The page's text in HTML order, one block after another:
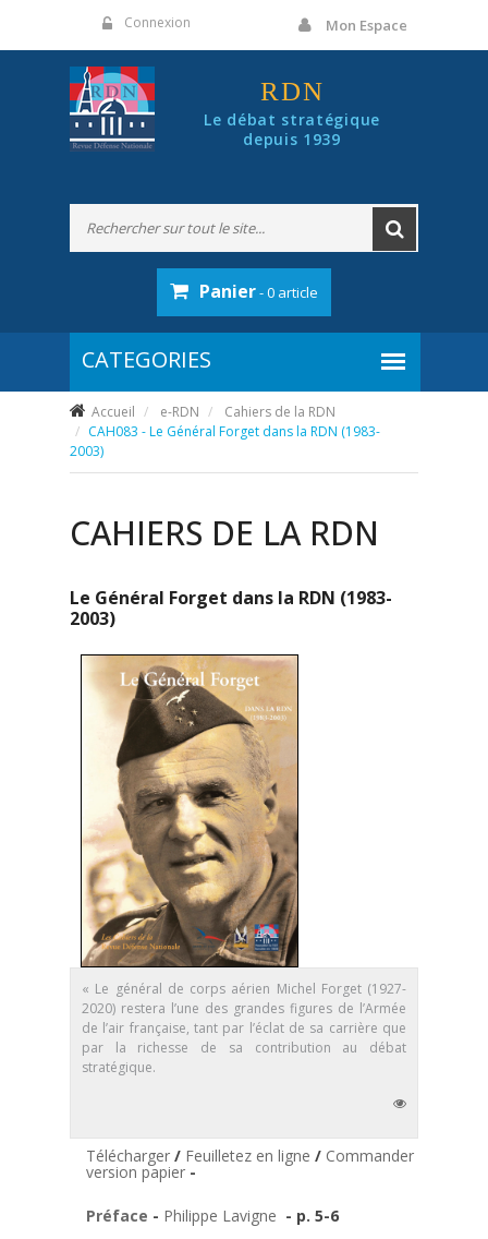
Connexion Mon Espace
RDN
Le débat stratégique
depuis 1939
Panier- 0 article
Accueil e-RDN
Cahiers de la RDN
CAH083 - Le Général Forget dans la RDN (1983-
2003)
CAHIERS DE LA RDN
Le Général Forget dans la RDN (1983-
2003)
« Le général de corps aérien Michel Forget (1927-
2020) restera l’une des grandes figures de l’Armée
de l’air française, tant par l’éclat de sa carrière que
par la richesse de sa contribution au débat
stratégique.
Télécharger / Feuilletez en ligne / Commander la
version papier -
Préface - Philippe Lavigne - p. 5-6